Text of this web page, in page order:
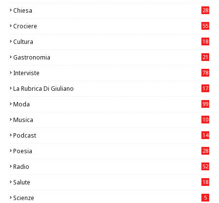
Chiesa
28
Crociere 55
Cultura
18
Gastronomia
21
Interviste 78
La Rubrica Di Giuliano
17
Moda 99
Musica
10
Podcast 14
Poesia 28
Radio 52
Salute
18
Scienze 5